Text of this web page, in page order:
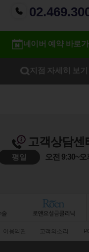
네이버 예약 바로가
지점 자세히 보기
고객상담센
평일 오전 9:30~오
이용약관 고객의소리